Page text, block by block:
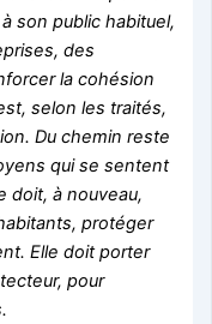
son public habituel,
des
la cohésion
selon les traités,
Du chemin reste
qui se sentent
doit, à nouveau,
protéger
Elle doit porter
pour